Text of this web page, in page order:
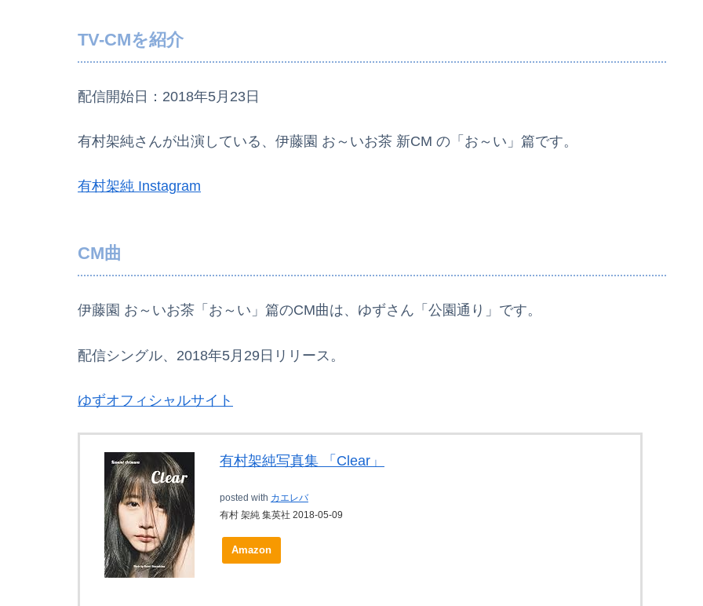
TV-CMを紹介
配信開始日：2018年5月23日
有村架純さんが出演している、伊藤園 お～いお茶 新CM の「お～い」篇です。
有村架純 Instagram
CM曲
伊藤園 お～いお茶「お～い」篇のCM曲は、ゆずさん「公園通り」です。
配信シングル、2018年5月29日リリース。
ゆずオフィシャルサイト
有村架純写真集 「Clear」
posted with カエレバ
有村 架純 集英社 2018-05-09
Amazon